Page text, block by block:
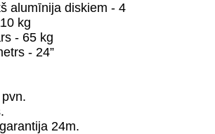
alumīnija diskiem - 4
kg
- 65 kg
- 24”
24m.